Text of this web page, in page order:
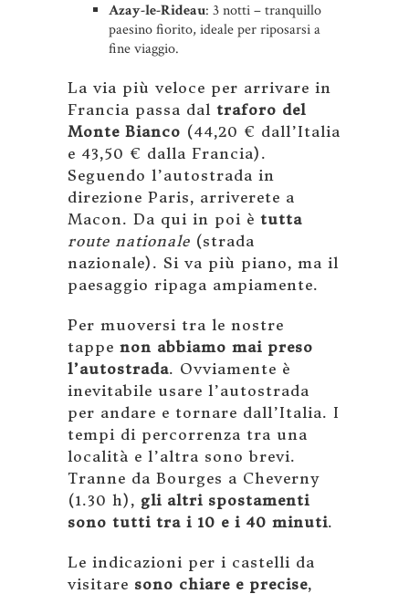
Azay-le-Rideau: 3 notti – tranquillo
paesino fiorito, ideale per riposarsi a
fine viaggio.
La via più veloce per arrivare in
Francia passa dal traforo del
Monte Bianco (44,20 € dall’Italia
e 43,50 € dalla Francia).
Seguendo l’autostrada in
direzione Paris, arriverete a
Macon. Da qui in poi è tutta
route nationale (strada
nazionale). Si va più piano, ma il
paesaggio ripaga ampiamente.
Per muoversi tra le nostre
tappe non abbiamo mai preso
l’autostrada. Ovviamente è
inevitabile usare l’autostrada
per andare e tornare dall’Italia. I
tempi di percorrenza tra una
località e l’altra sono brevi.
Tranne da Bourges a Cheverny
(1.30 h), gli altri spostamenti
sono tutti tra i 10 e i 40 minuti.
Le indicazioni per i castelli da
visitare sono chiare e precise,